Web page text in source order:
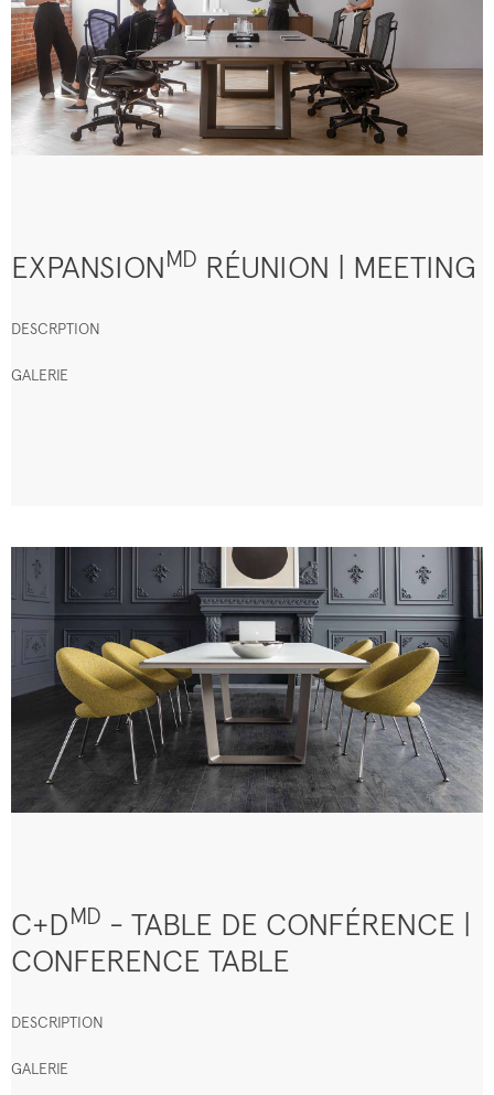
EXPANSIONMD RÉUNION | MEETING
DESCRPTION
GALERIE
C+DMD - TABLE DE CONFÉRENCE |
CONFERENCE TABLE
DESCRIPTION
GALERIE